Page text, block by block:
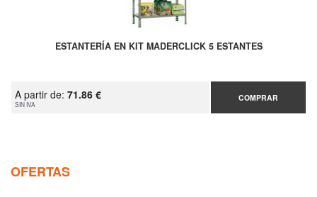
ESTANTERÍA EN KIT MADERCLICK 5 ESTANTES
A partir de: 71.86 €
SIN IVA
COMPRAR
OFERTAS